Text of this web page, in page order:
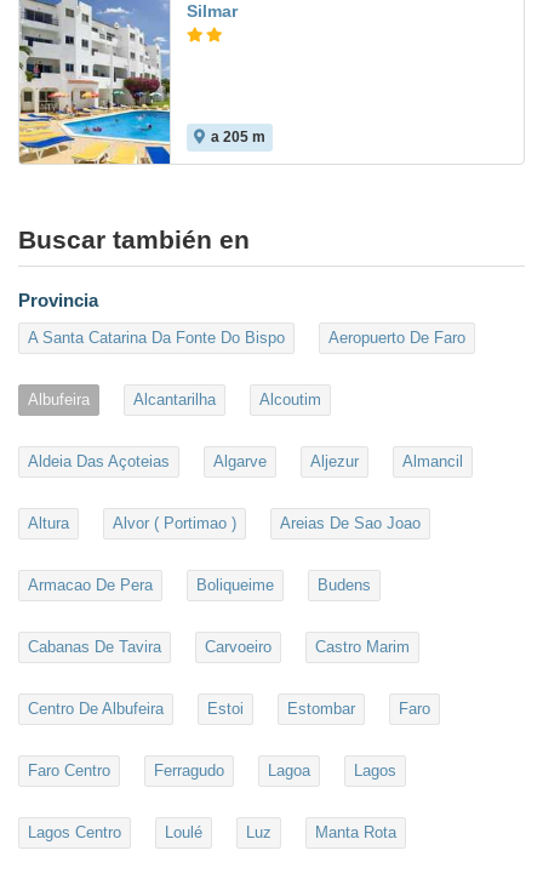
Silmar
a 205 m
Buscar también en
Provincia
A Santa Catarina Da Fonte Do Bispo Aeropuerto De Faro
Albufeira Alcantarilha Alcoutim
Aldeia Das Açoteias Algarve Aljezur Almancil
Altura Alvor ( Portimao ) Areias De Sao Joao
Armacao De Pera Boliqueime Budens
Cabanas De Tavira Carvoeiro Castro Marim
Centro De Albufeira Estoi Estombar Faro
Faro Centro Ferragudo Lagoa Lagos
Lagos Centro Loulé Luz Manta Rota